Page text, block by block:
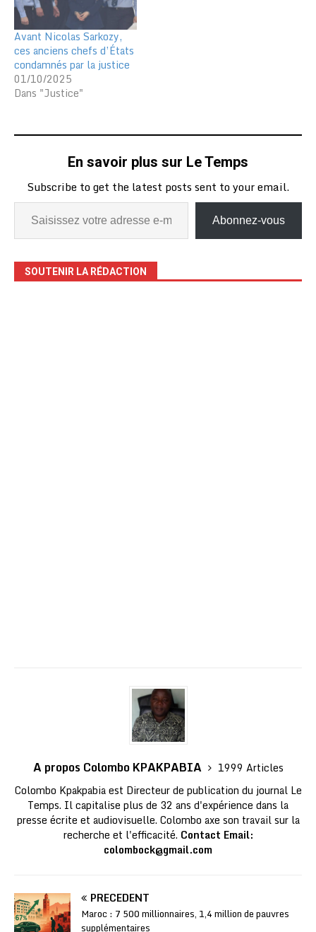
Avant Nicolas Sarkozy,
ces anciens chefs d’États
condamnés par la justice
01/10/2025
Dans "Justice"
En savoir plus sur Le Temps
Subscribe to get the latest posts sent to your email.
Abonnez-vous
SOUTENIR LA RÉDACTION
A propos Colombo KPAKPABIA
1999 Articles
Colombo Kpakpabia est Directeur de publication du journal Le
Temps. Il capitalise plus de 32 ans d'expérience dans la
presse écrite et audiovisuelle. Colombo axe son travail sur la
recherche et l'efficacité. Contact Email:
colombock@gmail.com
PRÉCÉDENT
Maroc : 7 500 millionnaires, 1,4 million de pauvres
supplémentaires